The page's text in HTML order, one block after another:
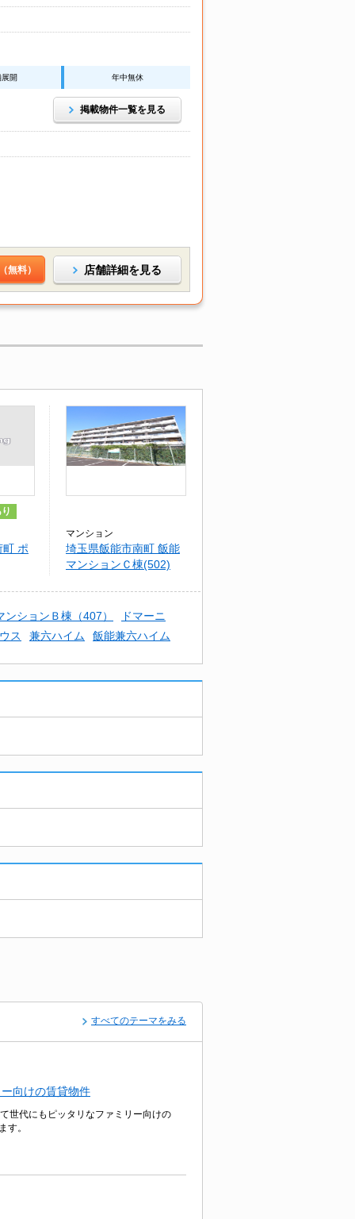
展開 年中無休
掲載物件一覧を見る
無料） 店舗詳細を見る
町 ポ
マンション
埼玉県飯能市南町 飯能
マンションＣ棟(502)
ンションＢ棟（407）
ドマーニ
ス 兼六ハイム 飯能兼六ハイム
すべてのテーマをみる
向けの賃貸物件
世代にもピッタリなファミリー向けの
す。